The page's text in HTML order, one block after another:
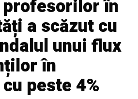
în
a scăzut cu
unui flux
în
peste 4%